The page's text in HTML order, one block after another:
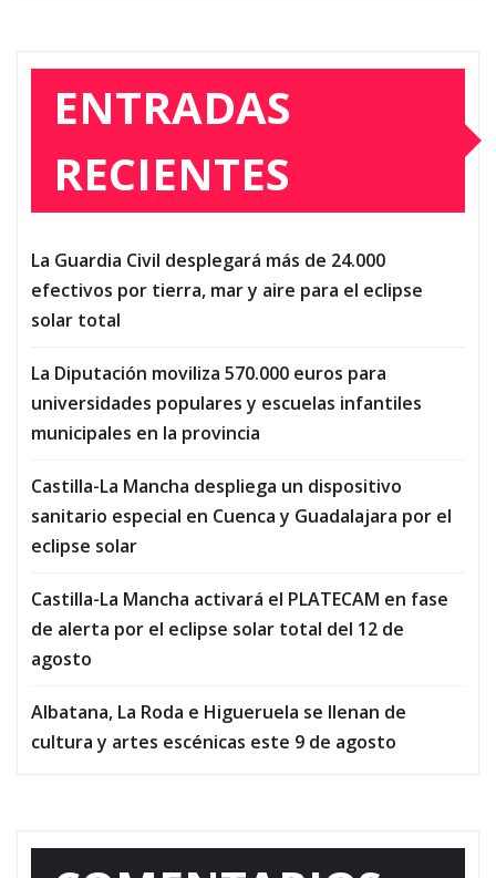
ENTRADAS
RECIENTES
La Guardia Civil desplegará más de 24.000
efectivos por tierra, mar y aire para el eclipse
solar total
La Diputación moviliza 570.000 euros para
universidades populares y escuelas infantiles
municipales en la provincia
Castilla-La Mancha despliega un dispositivo
sanitario especial en Cuenca y Guadalajara por el
eclipse solar
Castilla-La Mancha activará el PLATECAM en fase
de alerta por el eclipse solar total del 12 de
agosto
Albatana, La Roda e Higueruela se llenan de
cultura y artes escénicas este 9 de agosto